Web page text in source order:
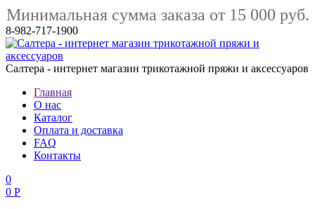
Минимальная сумма заказа от 15 000 руб.
8-982-717-1900
Салтера - интернет магазин трикотажной пряжи и аксессуаров
Главная
О нас
Каталог
Оплата и доставка
FAQ
Контакты
0
0 Р